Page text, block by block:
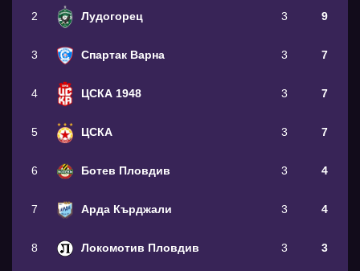
2 Лудогорец 3 9
3 Спартак Варна 3 7
4 ЦСКА 1948 3 7
5 ЦСКА 3 7
6 Ботев Пловдив 3 4
7 Арда Кърджали 3 4
8 Локомотив Пловдив 3 3